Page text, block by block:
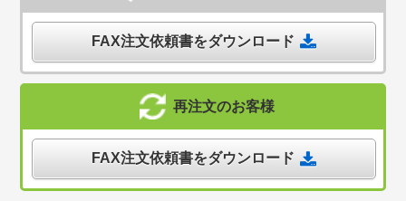
FAX注文依頼書をダウンロード
再注文のお客様
FAX注文依頼書をダウンロード